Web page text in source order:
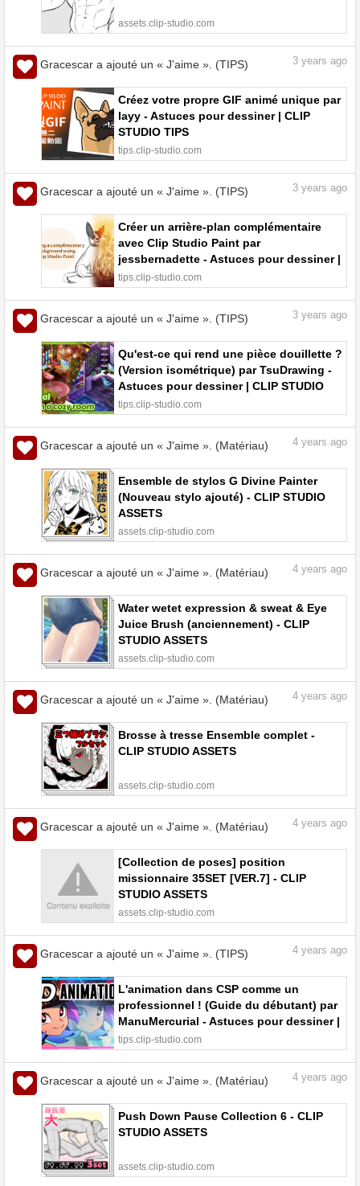
assets.clip-studio.com
Gracescar a ajouté un « J'aime ». (TIPS) 3 years ago
Créez votre propre GIF animé unique par
layy - Astuces pour dessiner | CLIP
STUDIO TIPS
tips.clip-studio.com
Gracescar a ajouté un « J'aime ». (TIPS) 3 years ago
Créer un arrière-plan complémentaire
avec Clip Studio Paint par
jessbernadette - Astuces pour dessiner |
CLIP STUDIO TIPS
tips.clip-studio.com
Gracescar a ajouté un « J'aime ». (TIPS) 3 years ago
Qu'est-ce qui rend une pièce douillette ?
(Version isométrique) par TsuDrawing -
Astuces pour dessiner | CLIP STUDIO
TIPS
tips.clip-studio.com
Gracescar a ajouté un « J'aime ». (Matériau) 4 years ago
Ensemble de stylos G Divine Painter
(Nouveau stylo ajouté) - CLIP STUDIO
ASSETS
assets.clip-studio.com
Gracescar a ajouté un « J'aime ». (Matériau) 4 years ago
Water wetet expression & sweat & Eye
Juice Brush (anciennement) - CLIP
STUDIO ASSETS
assets.clip-studio.com
Gracescar a ajouté un « J'aime ». (Matériau) 4 years ago
Brosse à tresse Ensemble complet -
CLIP STUDIO ASSETS
assets.clip-studio.com
Gracescar a ajouté un « J'aime ». (Matériau) 4 years ago
[Collection de poses] position
missionnaire 35SET [VER.7] - CLIP
STUDIO ASSETS
assets.clip-studio.com
Gracescar a ajouté un « J'aime ». (TIPS) 4 years ago
L'animation dans CSP comme un
professionnel ! (Guide du débutant) par
ManuMercurial - Astuces pour dessiner |
CLIP STUDIO TIPS
tips.clip-studio.com
Gracescar a ajouté un « J'aime ». (Matériau) 4 years ago
Push Down Pause Collection 6 - CLIP
STUDIO ASSETS
assets.clip-studio.com